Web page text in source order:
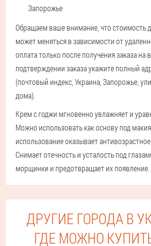
Запорожье
Обращаем ваше внимание, что стоимость
может меняться в зависимости от
оплата только после получения заказа на
подтверждении заказа укажите полный
(почтовый индекс, Украина, Запорожье,
дома).
Крем с годжи мгновенно увлажняет и
Можно использовать как основу под
использование оказывает
Снимает отечность и усталость под
морщинки и предотвращает их появление.
ДРУГИЕ ГОРОДА В
ГДЕ МОЖНО